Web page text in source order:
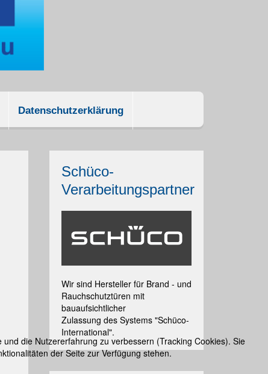
Datenschutzerklärung
Schüco-
Verarbeitungspartner
Wir sind Hersteller für Brand - und
Rauchschutztüren mit
bauaufsichtlicher
Zulassung des Systems "Schüco-
International".
die Nutzererfahrung zu verbessern (Tracking Cookies). Sie
der Seite zur Verfügung stehen.